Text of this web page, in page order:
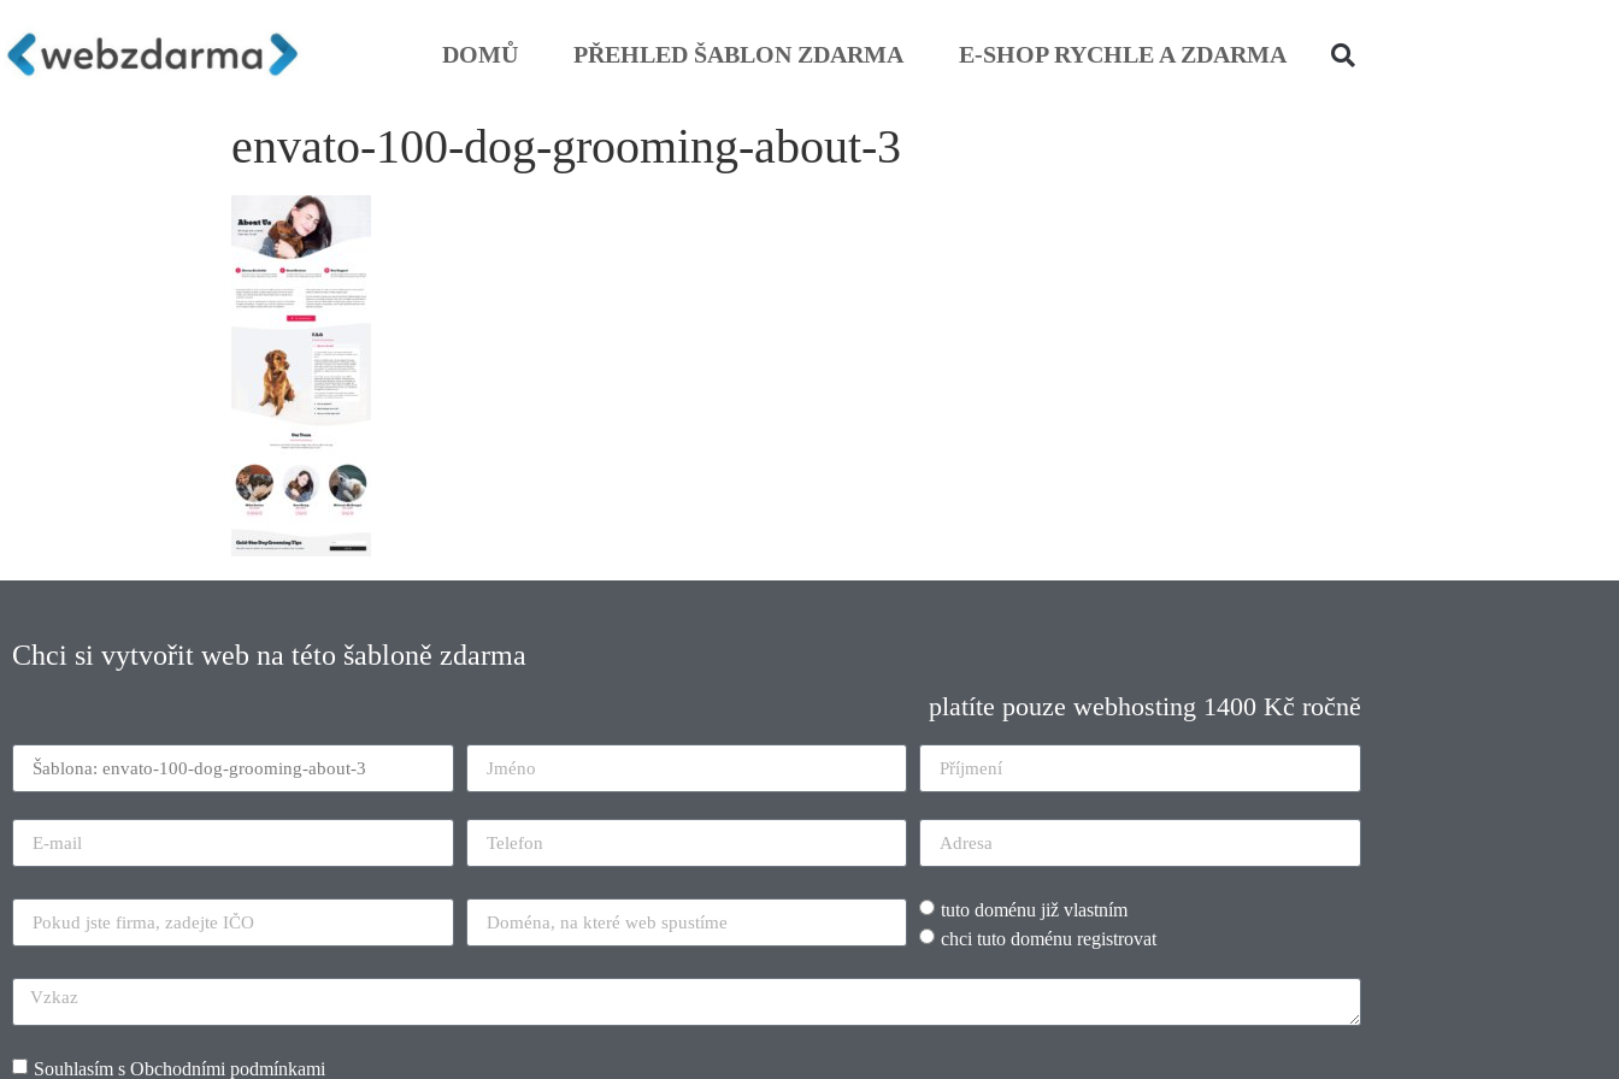
DOMŮ PŘEHLED ŠABLON ZDARMA E-SHOP RYCHLE A ZDARMA
envato-100-dog-grooming-about-3
Chci si vytvořit web na této šabloně zdarma
platíte pouze webhosting 1400 Kč ročně
tuto doménu již vlastním
chci tuto doménu registrovat
Souhlasím s Obchodními podmínkami